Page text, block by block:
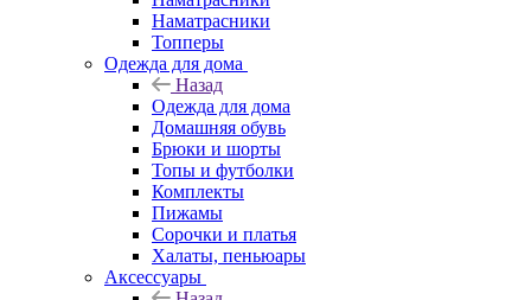
Наматрасники
Топперы
Одежда для дома
Назад
Одежда для дома
Домашняя обувь
Брюки и шорты
Топы и футболки
Комплекты
Пижамы
Сорочки и платья
Халаты, пеньюары
Аксессуары